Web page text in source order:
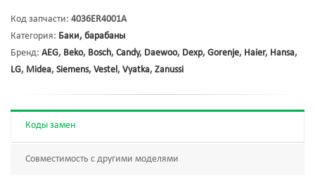
Код запчасти: 4036ER4001A
Категория: Баки, барабаны
Бренд: AEG, Beko, Bosch, Candy, Daewoo, Dexp, Gorenje, Haier, Hansa,
LG, Midea, Siemens, Vestel, Vyatka, Zanussi
Коды замен
Совместимость с другими моделями